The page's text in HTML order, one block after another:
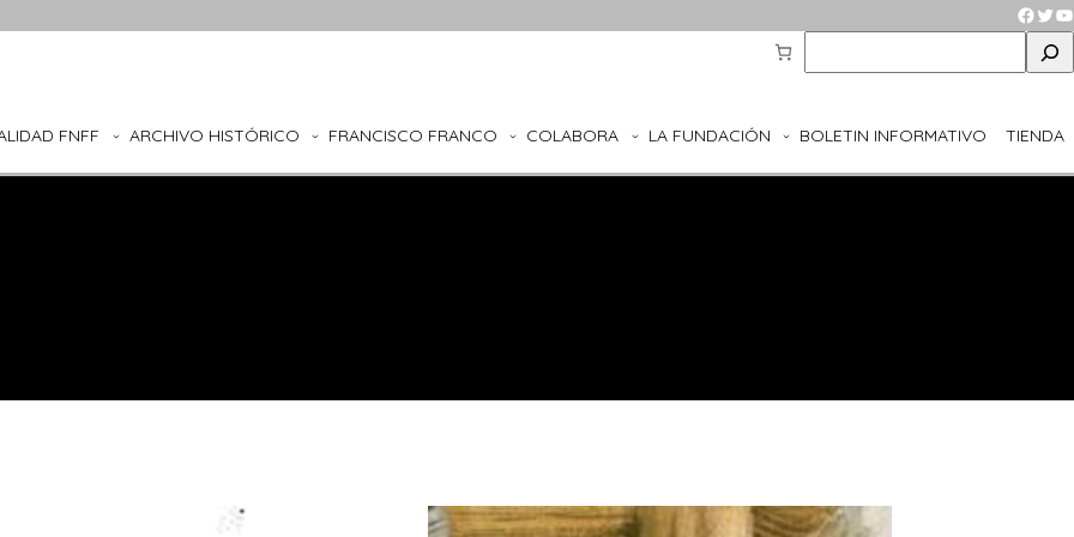
e
r
FNFF ARCHIVO HISTÓRICO FRANCISCO FRANCO COLABORA LA FUNDACIÓN BOLETIN INFORMATIVO TIENDA